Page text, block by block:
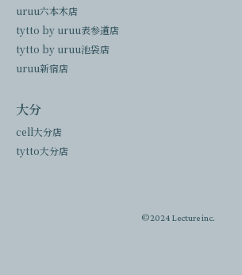
uruu六本木店
tytto by uruu表参道店
tytto by uruu池袋店
uruu新宿店
大分
cell大分店
tytto大分店
©2024 Lecture inc.